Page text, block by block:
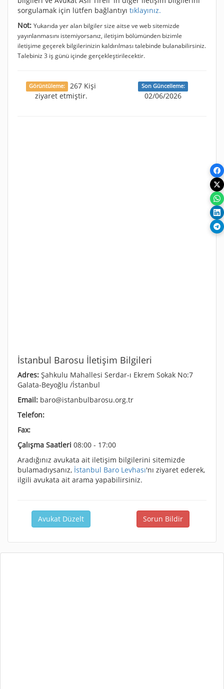
sorgulamak için lütfen bağlantıyı tıklayınız.
Not: Yukarıda yer alan bilgiler size aitse ve web sitemizde
yayınlanmasını istemiyorsanız, iletişim bölümünden bizimle
iletişime geçerek bilgilerinizin kaldırılması talebinde bulanabilirsiniz.
Talebiniz 3 iş günü içinde gerçekleştirilecektir.
Görüntüleme:
267 Kişi
ziyaret etmiştir.
Son Güncelleme:
02/06/2026
İstanbul Barosu İletişim Bilgileri
Adres: Şahkulu Mahallesi Serdar-ı Ekrem Sokak No:7
Galata-Beyoğlu /İstanbul
Email: baro@istanbulbarosu.org.tr
Telefon:
Fax:
Çalışma Saatleri 08:00 - 17:00
Aradığınız avukata ait iletişim bilgilerini sitemizde
bulamadıysanız, İstanbul Baro Levhası'nı ziyaret ederek,
ilgili avukata ait arama yapabilirsiniz.
Avukat Düzelt Sorun Bildir